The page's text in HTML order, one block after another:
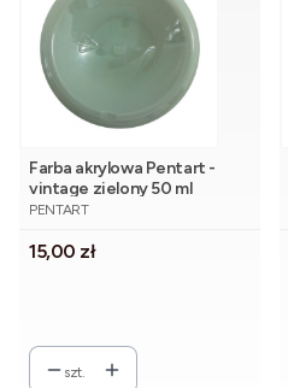
Farba akrylowa Pentart -
vintage zielony 50 ml
PRODUCENT
PENTART
Cena
15,00 zł
szt.